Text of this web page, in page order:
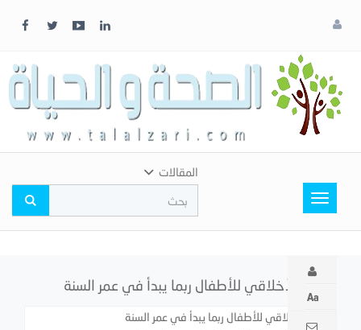
لونك
المفضل
Toggle
navigation
المقالات
الحكم الأخلاقي للأطفال ربما يبدأ في عمر السنة
الحكم الأخلاقي للأطفال ربما يبدأ في عمر السنة